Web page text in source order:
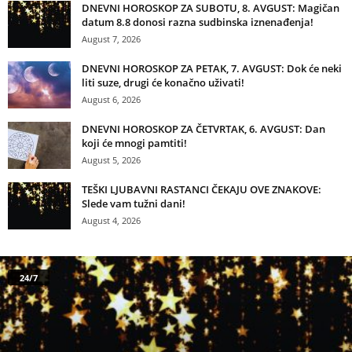
DNEVNI HOROSKOP ZA SUBOTU, 8. AVGUST: Magičan
datum 8.8 donosi razna sudbinska iznenađenja!
August 7, 2026
DNEVNI HOROSKOP ZA PETAK, 7. AVGUST: Dok će neki
liti suze, drugi će konačno uživati!
August 6, 2026
DNEVNI HOROSKOP ZA ČETVRTAK, 6. AVGUST: Dan
koji će mnogi pamtiti!
August 5, 2026
TEŠKI LJUBAVNI RASTANCI ČEKAJU OVE ZNAKOVE:
Slede vam tužni dani!
August 4, 2026
24/7